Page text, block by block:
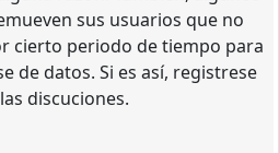
sus usuarios que no
cierto periodo de tiempo para
de datos. Si es así, registrese
discuciones.